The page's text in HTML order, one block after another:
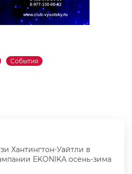
Хантингтон-Уайтли в
EKONIKA осень-зима
События